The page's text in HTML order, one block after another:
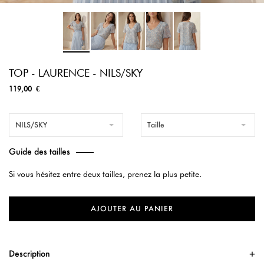
TOP - LAURENCE - NILS/SKY
119,00 €
NILS/SKY Taille
Guide des tailles
Si vous hésitez entre deux tailles, prenez la plus petite.
AJOUTER AU PANIER
Description